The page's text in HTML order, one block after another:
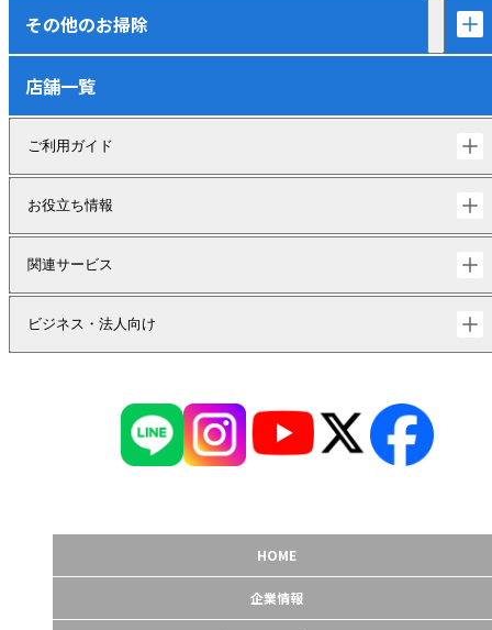
その他のお掃除
店舗一覧
ご利用ガイド
お役立ち情報
関連サービス
ビジネス・法人向け
HOME
企業情報